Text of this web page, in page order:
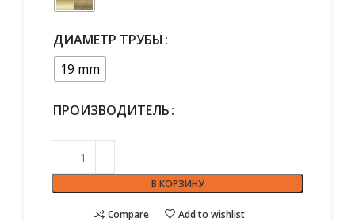
ДИАМЕТР ТРУБЫ
19 mm
ПРОИЗВОДИТЕЛЬ
В КОРЗИНУ
Compare Add to wishlist